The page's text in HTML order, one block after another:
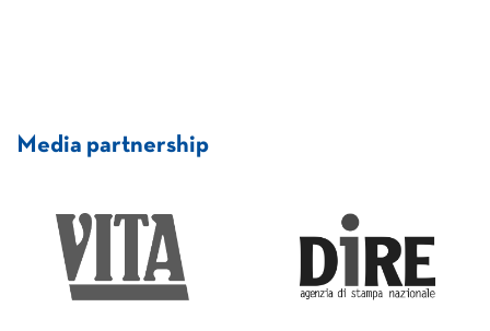
Media partnership